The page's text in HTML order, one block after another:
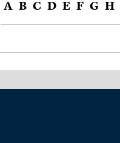
A B C D E F G H